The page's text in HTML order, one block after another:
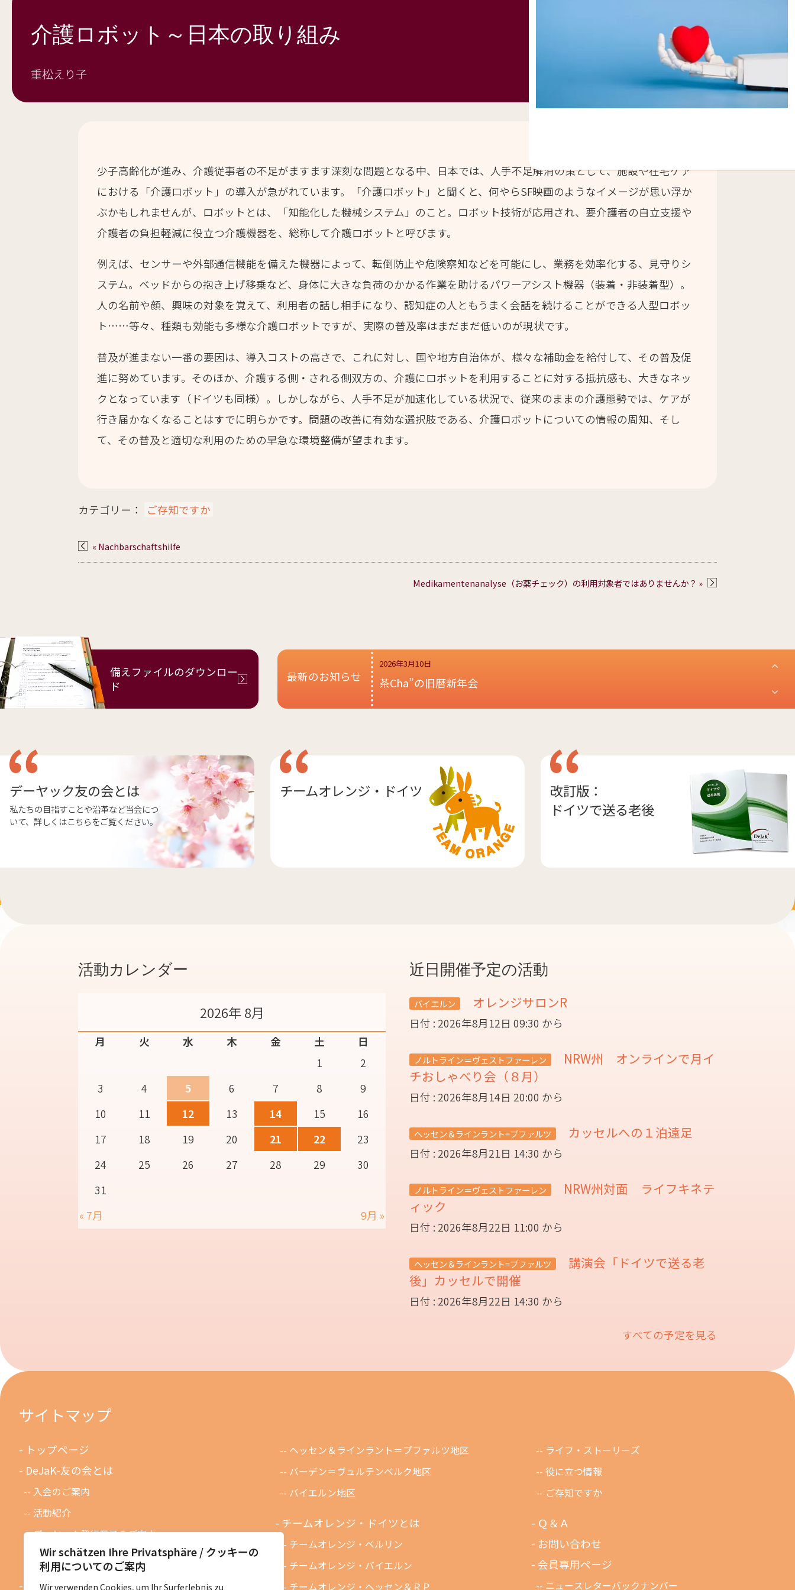
Wir schätzen Ihre Privatsphäre / クッキーの
利用についてのご案内
Wir verwenden Cookies, um Ihr Surferlebnis zu
介護ロボット～日本の取り組み
重松えり子
少子高齢化が進み、介護従事者の不足がますます深刻な問題となる中、日本では、人手不足解消の策として、施設や在宅ケア
における「介護ロボット」の導入が急がれています。「介護ロボット」と聞くと、何やらSF映画のようなイメージが思い浮か
ぶかもしれませんが、ロボットとは、「知能化した機械システム」のこと。ロボット技術が応用され、要介護者の自立支援や
介護者の負担軽減に役立つ介護機器を、総称して介護ロボットと呼びます。
例えば、センサーや外部通信機能を備えた機器によって、転倒防止や危険察知などを可能にし、業務を効率化する、見守りシ
ステム。ベッドからの抱き上げ移乗など、身体に大きな負荷のかかる作業を助けるパワーアシスト機器（装着・非装着型）。
人の名前や顔、興味の対象を覚えて、利用者の話し相手になり、認知症の人ともうまく会話を続けることができる人型ロボッ
ト……等々、種類も効能も多様な介護ロボットですが、実際の普及率はまだまだ低いのが現状です。
普及が進まない一番の要因は、導入コストの高さで、これに対し、国や地方自治体が、様々な補助金を給付して、その普及促
進に努めています。そのほか、介護する側・される側双方の、介護にロボットを利用することに対する抵抗感も、大きなネッ
クとなっています（ドイツも同様）。しかしながら、人手不足が加速化している状況で、従来のままの介護態勢では、ケアが
行き届かなくなることはすでに明らかです。問題の改善に有効な選択肢である、介護ロボットについての情報の周知、そし
て、その普及と適切な利用のための早急な環境整備が望まれます。
カテゴリー： ご存知ですか
« Nachbarschaftshilfe
Medikamentenanalyse（お薬チェック）の利用対象者ではありませんか？ »
備えファイルのダウンロー
ド
最新のお知らせ
2026年3月10日
茶Cha”の旧暦新年会
デーヤック友の会とは
私たちの目指すことや沿革など当会につ
いて、詳しくはこちらをご覧ください。
チームオレンジ・ ドイツ
改訂版：
ドイツで送る老後
活動カレンダー
2026年 8月
月 火 水 木 金 土
日
1
2
3
4 5 6 7 8
9
10
11 12 13 14 15
16
17
18 19 20 21 22
23
24
25 26 27 28 29
30
31
« 7月
9月 »
近日開催予定の活動
バイエルン オレンジサロンR
日付 : 2026年8月12日 09:30 から
ノルトライン＝ヴェストファーレン
NRW州 オンラインで月イ
チおしゃべり会（８月）
日付 : 2026年8月14日 20:00 から
ヘッセン＆ラインラント=プファルツ カッセルへの１泊遠足
日付 : 2026年8月21日 14:30 から
ノルトライン＝ヴェストファーレン
NRW州対面 ライフキネテ
ィック
日付 : 2026年8月22日 11:00 から
ヘッセン＆ラインラント=プファルツ
講演会「ドイツで送る老
後」カッセルで開催
日付 : 2026年8月22日 14:30 から
すべての予定を見る
サイトマップ
トップページ
DeJaK-友の会とは
入会のご案内
活動紹介
デーヤック発行冊子のご案内
DeJaK友の会設立１０周年記念
お知らせ
ヘッセン＆ラインラント＝プファルツ地区
バーデン＝ヴュルテンベルク地区
バイエルン地区
チームオレンジ・ドイツとは
チームオレンジ・ベルリン
チームオレンジ・バイエルン
チームオレンジ・ヘッセン＆ＲＰ
ライフ・ストーリーズ
役に立つ情報
ご存知ですか
Ｑ＆Ａ
お問い合わせ
会員専用ページ
ニュースレターバックナンバー